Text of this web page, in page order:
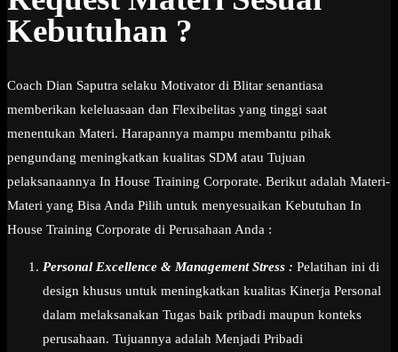
Kebutuhan ?
Coach Dian Saputra selaku Motivator di Blitar senantiasa
memberikan keleluasaan dan Flexibelitas yang tinggi saat
menentukan Materi. Harapannya mampu membantu pihak
pengundang meningkatkan kualitas SDM atau Tujuan
pelaksanaannya In House Training Corporate. Berikut adalah Materi-
Materi yang Bisa Anda Pilih untuk menyesuaikan Kebutuhan In
House Training Corporate di Perusahaan Anda :
Personal Excellence & Management Stress : Pelatihan ini di
design khusus untuk meningkatkan kualitas Kinerja Personal
dalam melaksanakan Tugas baik pribadi maupun konteks
perusahaan. Tujuannya adalah Menjadi Pribadi